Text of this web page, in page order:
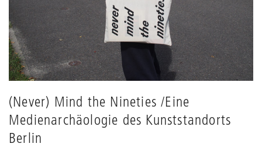
(Never) Mind the Nineties /Eine
Medienarchäologie des Kunststandorts
Berlin